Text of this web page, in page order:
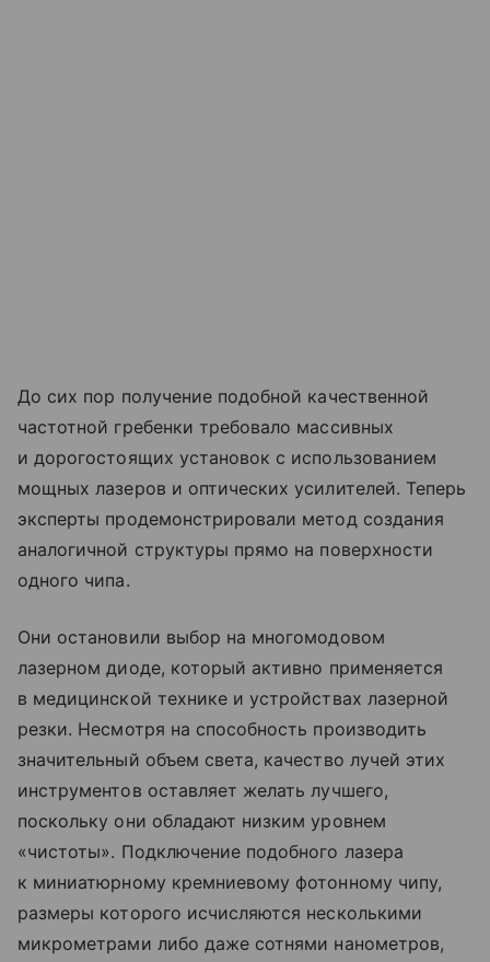
До сих пор получение подобной качественной
частотной гребенки требовало массивных
и дорогостоящих установок с использованием
мощных лазеров и оптических усилителей. Теперь
эксперты продемонстрировали метод создания
аналогичной структуры прямо на поверхности
одного чипа.
Они остановили выбор на многомодовом
лазерном диоде, который активно применяется
в медицинской технике и устройствах лазерной
резки. Несмотря на способность производить
значительный объем света, качество лучей этих
инструментов оставляет желать лучшего,
поскольку они обладают низким уровнем
«чистоты». Подключение подобного лазера
к миниатюрному кремниевому фотонному чипу,
размеры которого исчисляются несколькими
микрометрами либо даже сотнями нанометров,